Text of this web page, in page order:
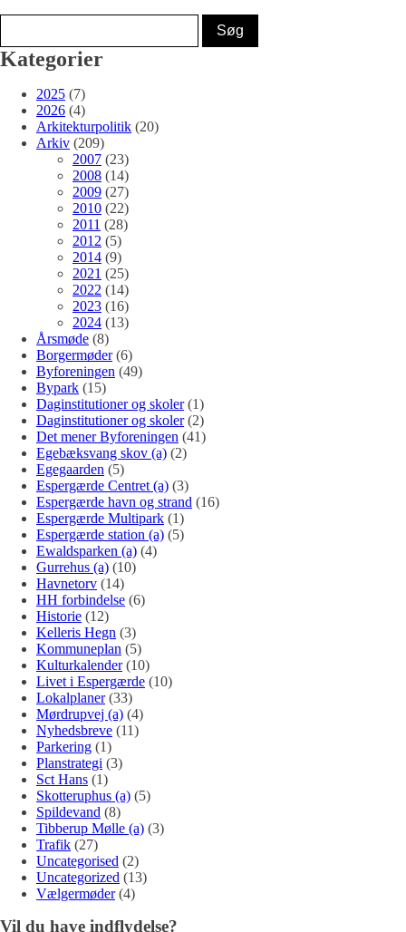
Kategorier
2025 (7)
2026 (4)
Arkitekturpolitik (20)
Arkiv (209)
2007 (23)
2008 (14)
2009 (27)
2010 (22)
2011 (28)
2012 (5)
2014 (9)
2021 (25)
2022 (14)
2023 (16)
2024 (13)
Årsmøde (8)
Borgermøder(6)
Byforeningen (49)
Bypark (15)
Daginstitutioner og skoler(1)
Daginstitutioner og skoler(2)
Det mener Byforeningen (41)
Egebæksvang skov (a) (2)
Egegaarden (5)
Espergærde Centret (a) (3)
Espergærde havn og strand (16)
Espergærde Multipark (1)
Espergærde station (a) (5)
Ewaldsparken (a) (4)
Gurrehus (a) (10)
Havnetorv (14)
HH forbindelse (6)
Historie (12)
Kelleris Hegn (3)
Kommuneplan (5)
Kulturkalender(10)
Livet i Espergærde (10)
Lokalplaner(33)
Mørdrupvej (a) (4)
Nyhedsbreve (11)
Parkering (1)
Planstrategi (3)
Sct Hans (1)
Skotteruphus (a) (5)
Spildevand (8)
Tibberup Mølle (a) (3)
Trafik (27)
Uncategorised (2)
Uncategorized (13)
Vælgermøder(4)
Vil du have indflydelse?